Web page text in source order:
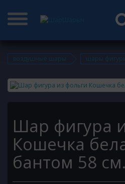
воздушные шары шары
Шар фигура
Кошечка
бантом 58 см.